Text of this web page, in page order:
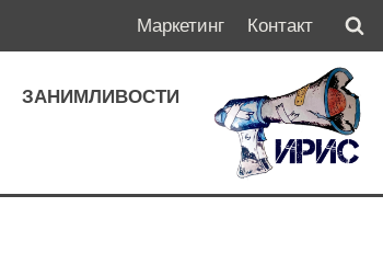
Маркетинг Контакт
ЗАНИМЛИВОСТИ